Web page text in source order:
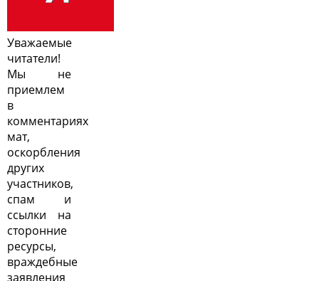
Уважаемые
читатели!
Мы не
приемлем
в
комментариях
мат,
оскорбления
других
участников,
спам и
ссылки на
сторонние
ресурсы,
враждебные
заявления